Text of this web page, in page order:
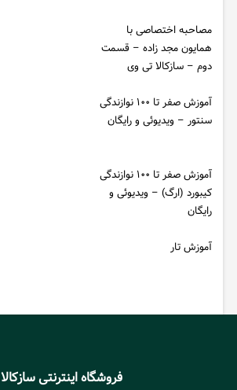
مصاحبه اختصاصی با
همایون مجد زاده – قسمت
دوم – سازکالا تی وی
آموزش صفر تا ۱۰۰ نوازندگی
سنتور – ویدیوئی و رایگان
آموزش صفر تا ۱۰۰ نوازندگی
کیبورد (ارگ) – ویدیوئی و
رایگان
آموزش تار
فروشگاه اینترنتی سازکالا